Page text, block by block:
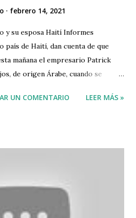
febrero 14, 2021
y su esposa Haití Informes
país de Haití, dan cuenta de que
mañana el empresario Patrick
de origen Árabe, cuando se
la localidad de Malpasse, cuando
vehículo en que viajaban Patrick
Felix Victorino
UN COMENTARIO LEER MÁS »